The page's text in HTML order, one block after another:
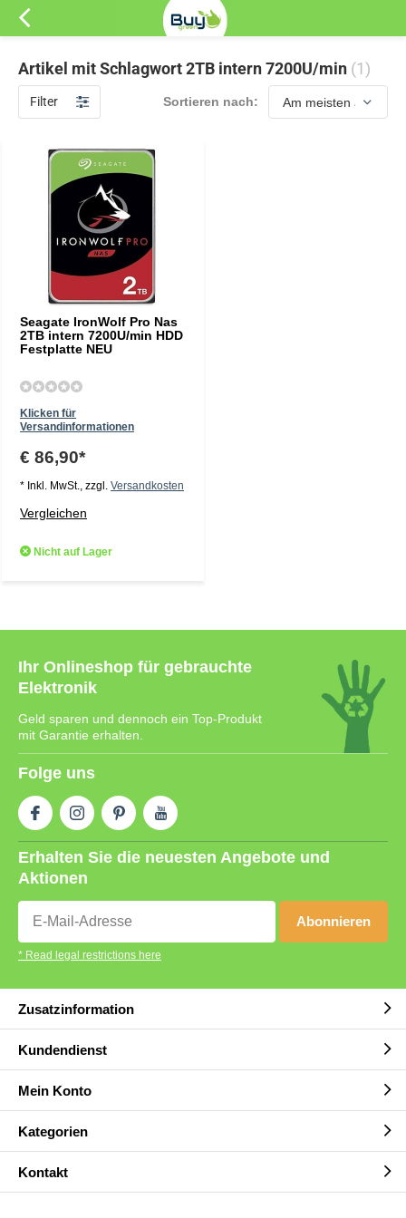
Artikel mit Schlagwort 2TB intern 7200U/min (1)
Filter Sortieren nach:
Seagate IronWolf Pro Nas
2TB intern 7200U/min HDD
Festplatte NEU
Klicken für
Versandinformationen
€ 86,90*
* Inkl. MwSt., zzgl. Versandkosten
Vergleichen
Nicht auf Lager
Ihr Onlineshop für gebrauchte
Elektronik
Geld sparen und dennoch ein Top-Produkt
mit Garantie erhalten.
Folge uns
Erhalten Sie die neuesten Angebote und
Aktionen
Abonnieren
* Read legal restrictions here
Zusatzinformation
Kundendienst
Mein Konto
Kategorien
Kontakt